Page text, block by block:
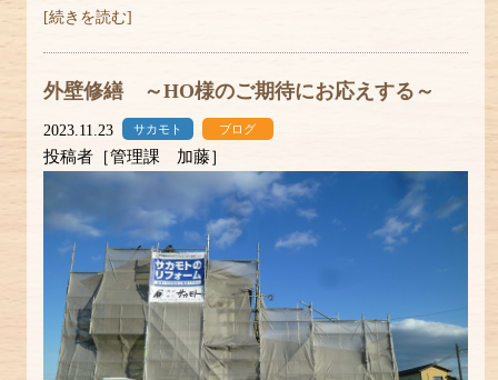
[続きを読む]
外壁修繕 ～HO様のご期待にお応えする～
2023.11.23 サカモト ブログ
投稿者［管理課 加藤］